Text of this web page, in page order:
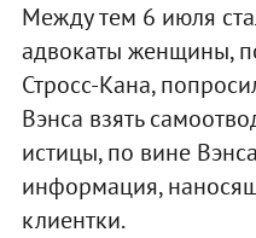
Между тем 6 июля
адвокаты женщины,
Стросс-Кана,
Вэнса взять
истицы, по вине
информация,
клиентки.